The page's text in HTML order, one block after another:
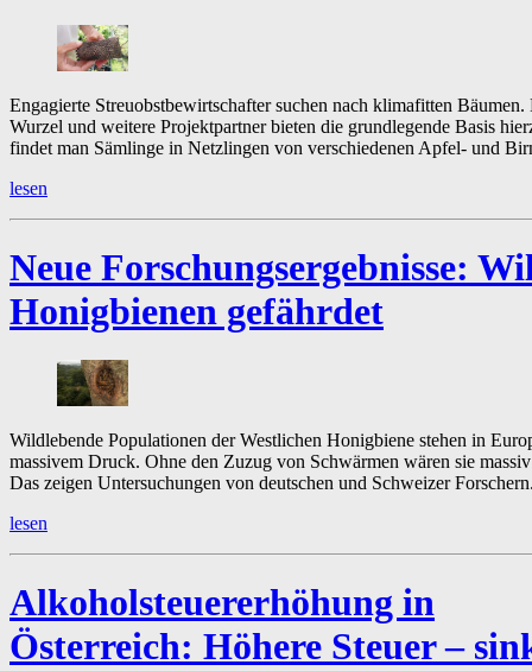
Engagierte Streuobstbewirtschafter suchen nach klimafitten
Wurzel und weitere Projektpartner bieten die grundlegende Basis
findet man Sämlinge in Netzlingen von verschiedenen Apfel- und
lesen
Neue Forschungsergebnisse:
Honigbienen gefährdet
Wildlebende Populationen der Westlichen Honigbiene stehen in
massivem Druck. Ohne den Zuzug von Schwärmen wären sie
Das zeigen Untersuchungen von deutschen und Schweizer
lesen
Alkoholsteuererhöhung in
Österreich: Höhere Steuer –